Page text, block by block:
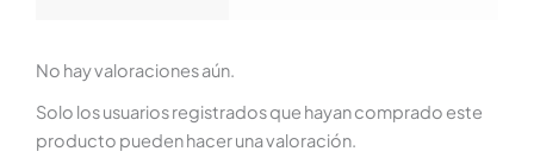
No hay valoraciones aún.
Solo los usuarios registrados que hayan comprado este
producto pueden hacer una valoración.